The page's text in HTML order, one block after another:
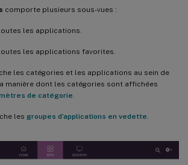
comporte plusieurs sous-vues :
les applications.
les applications favorites.
les catégories et les applications au sein de
manière dont les catégories sont affichées
de catégorie
les groupes d’applications en vedette